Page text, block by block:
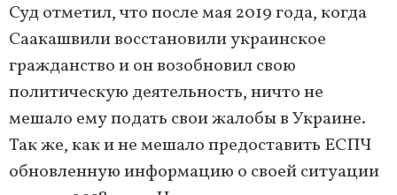
Суд отметил, что после мая 2019 года, когда
Саакашвили восстановили украинское
гражданство и он возобновил свою
политическую деятельность, ничто не
мешало ему подать свои жалобы в Украине.
Так же, как и не мешало предоставить ЕСПЧ
обновленную информацию о своей ситуации